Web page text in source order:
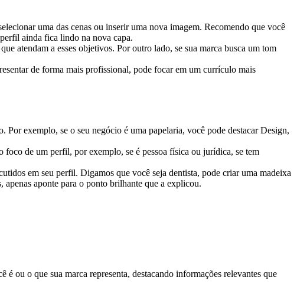
uma das cenas ou inserir uma nova imagem. Recomendo que você
ainda fica lindo na nova capa.
atendam a esses objetivos. Por outro lado, se sua marca busca um tom
de forma mais profissional, pode focar em um currículo mais
exemplo, se o seu negócio é uma papelaria, você pode destacar Design,
foco de um perfil, por exemplo, se é pessoa física ou jurídica, se tem
em seu perfil. Digamos que você seja dentista, pode criar uma madeixa
aponte para o ponto brilhante que a explicou.
ou o que sua marca representa, destacando informações relevantes que